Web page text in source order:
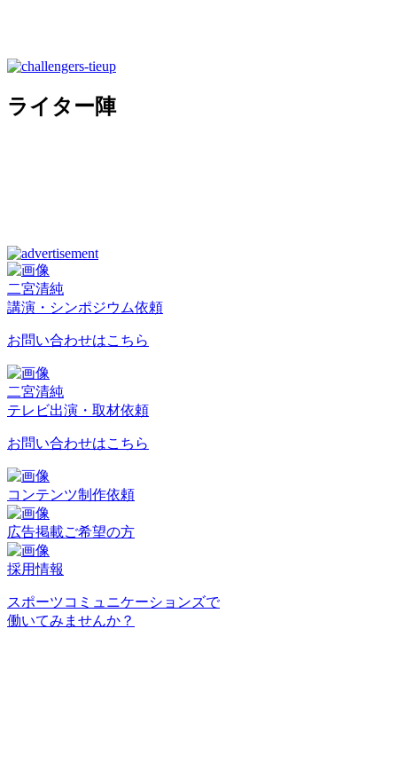
ライター陣
二宮清純
講演・シンポジウム依頼
お問い合わせはこちら
二宮清純
テレビ出演・取材依頼
お問い合わせはこちら
コンテンツ制作依頼
広告掲載ご希望の方
採用情報
スポーツコミュニケーションズで
働いてみませんか？